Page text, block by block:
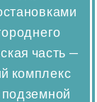
часть —
комплекс